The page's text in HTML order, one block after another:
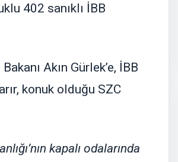
402 sanıklı İBB
Akın Gürlek’e, İBB
konuk olduğu SZC
kapalı odalarında